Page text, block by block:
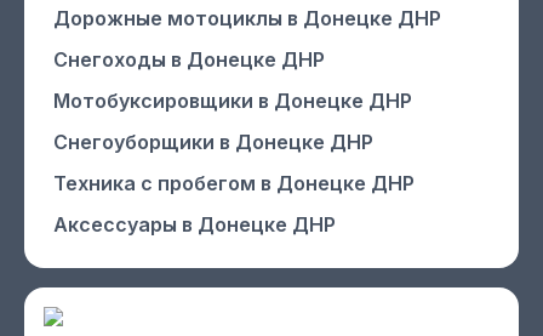
Дорожные мотоциклы в Донецке ДНР
Снегоходы в Донецке ДНР
Мотобуксировщики в Донецке ДНР
Снегоуборщики в Донецке ДНР
Техника с пробегом в Донецке ДНР
Аксессуары в Донецке ДНР